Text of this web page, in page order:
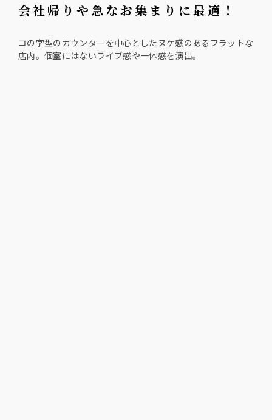
会社帰りや急なお集まりに最適！
コの字型のカウンターを中心としたヌケ感のあるフラットな
店内。個室にはないライブ感や一体感を演出。